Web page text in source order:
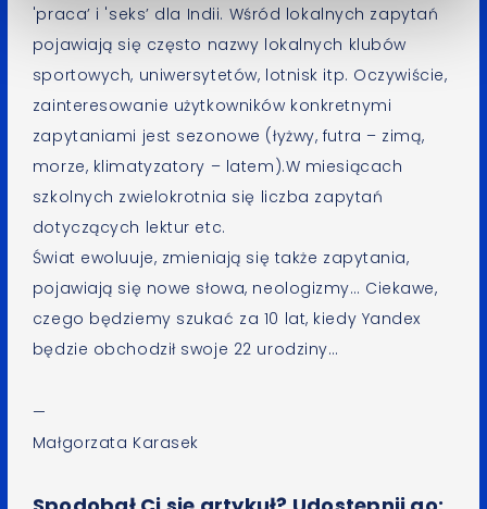
'praca’ i 'seks’ dla Indii. Wśród lokalnych zapytań
pojawiają się często nazwy lokalnych klubów
sportowych, uniwersytetów, lotnisk itp. Oczywiście,
zainteresowanie użytkowników konkretnymi
zapytaniami jest sezonowe (łyżwy, futra – zimą,
morze, klimatyzatory – latem).W miesiącach
szkolnych zwielokrotnia się liczba zapytań
dotyczących lektur etc.
Świat ewoluuje, zmieniają się także zapytania,
pojawiają się nowe słowa, neologizmy… Ciekawe,
czego będziemy szukać za 10 lat, kiedy Yandex
będzie obchodził swoje 22 urodziny…
—
Małgorzata Karasek